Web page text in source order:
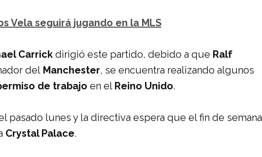
Vela seguirá jugando en la MLS
Carrick dirigió este partido, debido a que Ralf
del Manchester, se encuentra realizando algunos
de trabajo en el Reino Unido.
pasado lunes y la directiva espera que el fin de semana
Crystal Palace.